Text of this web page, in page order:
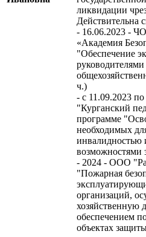
ликвидации
Действительна
- 16.06.2023 -
«Академия
"Обеспечение
ч.)
- c 11.09.2023
"Курганский
программе
необходимых
инвалидностью
возможностями
- 2024 - ООО
"Пожарная
организаций,
хозяйственную
обеспечением
объектах